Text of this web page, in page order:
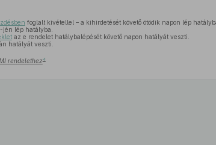
foglalt kivétellel – a kihirdetését követő ötödik napon lép
jén lép hatályba.
az e rendelet hatálybalépését követő napon hatályát veszti.
hatályát veszti.
rendelethez4